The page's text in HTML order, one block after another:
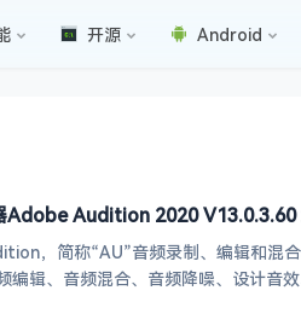
开源 Android
Adobe Audition 2020 V13.0.3.60
，简称“AU”音频录制、编辑和混
编辑、音频混合、音频降噪、设计音